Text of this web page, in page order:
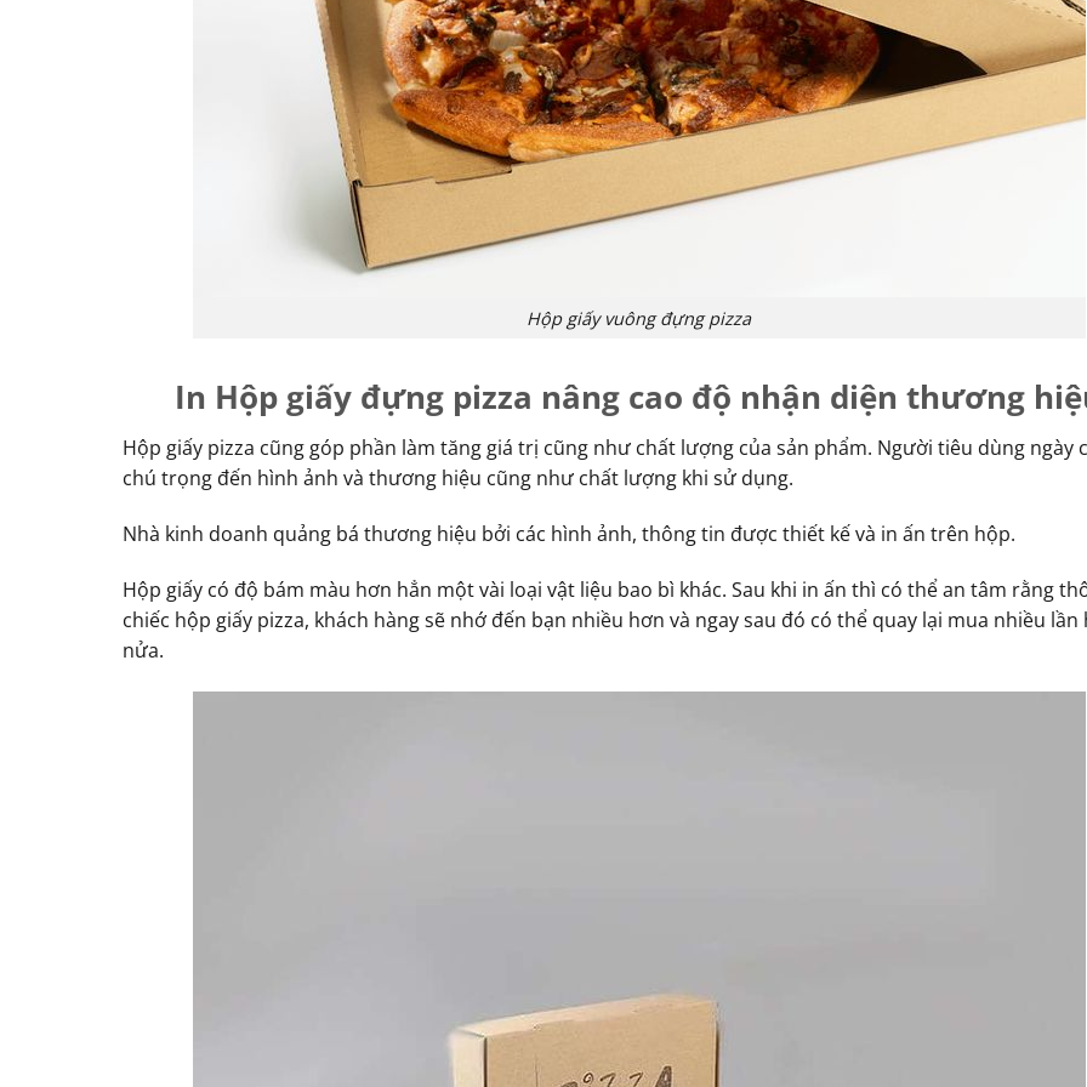
Hộp giấy vuông đựng pizza
In Hộp giấy đựng pizza nâng cao độ nhận diện thương
Hộp giấy pizza cũng góp phần làm tăng giá trị cũng như chất lượng của sản phẩm. Người tiêu dùng ngày
chú trọng đến hình ảnh và thương hiệu cũng như chất lượng khi sử dụng.
Nhà kinh doanh quảng bá thương hiệu bởi các hình ảnh, thông tin được thiết kế và in ấn trên hộp.
Hộp giấy có độ bám màu hơn hẳn một vài loại vật liệu bao bì khác. Sau khi in ấn thì có thể an tâm rằng
chiếc hộp giấy pizza, khách hàng sẽ nhớ đến bạn nhiều hơn và ngay sau đó có thể quay lại mua nhiều lần
nửa.